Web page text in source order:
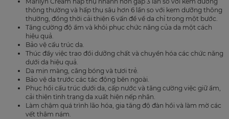
thông thường và hấp thụ sâu hơn 6 lần so với kem dưỡng thông
thường, đồng thời cải thiện 6 vấn đề về da chỉ trong một bước.
Tăng cường độ ẩm và khôi phục chức năng của da một cách
hiệu quả.
Bảo vệ cấu trúc da.
Thúc đẩy việc trao đổi dưỡng chất và chuyển hóa các chức năng
dưới da hiệu quả.
Da mịn màng, căng bóng và tươi trẻ.
Bảo vệ da trước các tác động bên ngoài.
Phục hồi cấu trúc dưới da, cấp nước và tăng cường việc giữ ẩm,
cải thiện tình trạng da xuất hiện nếp nhăn.
Làm chậm quá trình lão hóa, gia tăng độ đàn hồi và làm mờ các
vết thâm nám.